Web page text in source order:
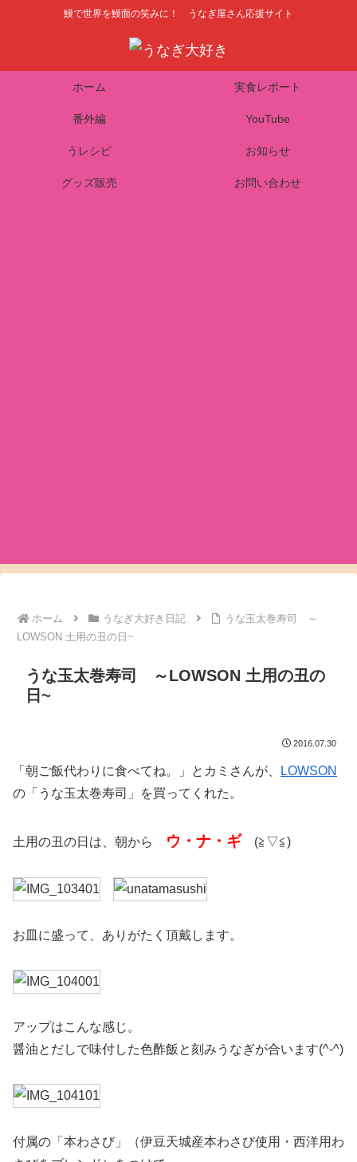
鰻で世界を鰻面の笑みに！ うなぎ屋さん応援サイト
ホーム 実食レポート
番外編 YouTube
うレシピ お知らせ
グッズ販売 お問い合わせ
ホーム うなぎ大好き日記
うな玉太巻寿司 ～
LOWSON 土用の丑の日~
うな玉太巻寿司 ～LOWSON 土用の丑の
日~
2016.07.30
「朝ご飯代わりに食べてね。」とカミさんが、
LOWSON
の「うな玉太巻寿司」を買ってくれた。
土用の丑の日は、朝から ウ・ナ・ギ (≧▽≦)
お皿に盛って、ありがたく頂戴します。
アップはこんな感じ。
醤油とだしで味付した色酢飯と刻みうなぎが合います(^-^)
付属の「本わさび」（伊豆天城産本わさび使用・西洋用わ